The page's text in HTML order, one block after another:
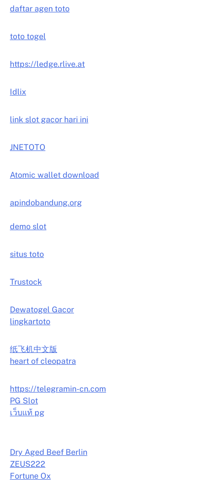
daftar agen toto
toto togel
https://ledge.rlive.at
Idlix
link slot gacor hari ini
JNETOTO
Atomic wallet download
apindobandung.org
demo slot
situs toto
Trustock
Dewatogel Gacor
lingkartoto
纸飞机中文版
heart of cleopatra
https://telegramin-cn.com
PG Slot
เว็บแท้ pg
Dry Aged Beef Berlin
ZEUS222
Fortune Ox